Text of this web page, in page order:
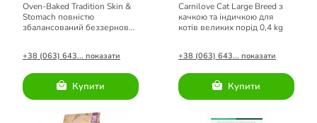
Oven-Baked Tradition Skin &
Stomach повністю
збалансований беззерновий
+38 (063) 643... показати
Купити
Carnilove Cat Large Breed з
качкою та індичкою для
котів великих порід 0,4 kg
+38 (063) 643... показати
Купити